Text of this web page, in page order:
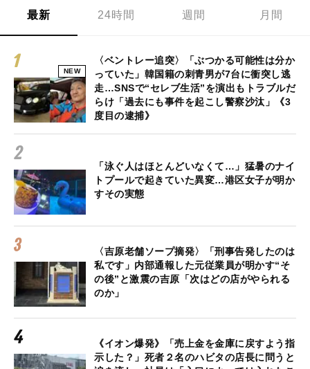
最新 24時間 週間 月間
NEW
〈ベントレー追突〉「ぶつかる可能性は分か
っていた」韓国籍の刺青男が7台に衝突し逃
走…SNSで“セレブ生活”を演出もトラブルだ
らけ「過去にも事件を起こし警察沙汰」《3
度目の逮捕》
「泳ぐ人はほとんどいなくて…」猛暑のナイ
トプールで起きていた異変…港区女子が明か
すその実態
〈吉原老舗ソープ摘発〉「刑事告発したのは
私です」内部通報した元従業員が明かす“そ
の後”と激震の吉原「次はどの店がやられる
のか」
《イオン爆発》「売上金を金庫に戻すよう指
示した？」死者２名のハビタの店長に問うと